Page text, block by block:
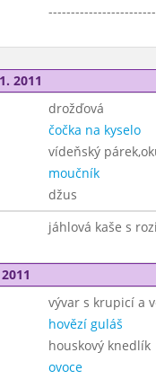
2011
drožďová
čočka na kyselo
vídeňský
moučník
džus
jáhlová kaše s
vývar s krupicí a
hovězí guláš
houskový knedlík
ovoce